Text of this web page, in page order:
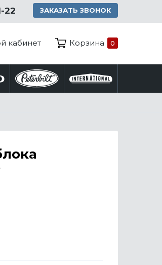
22 ЗАКАЗАТЬ ЗВОНОК
кабинет Корзина 0